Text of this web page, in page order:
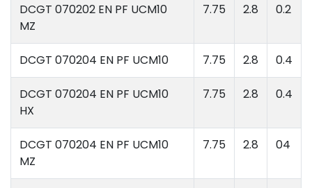
DCGT 070202 EN PF UCM10
MZ
7.75 2.8 0.2
DCGT 070204 EN PF UCM10 7.75 2.8 0.4
DCGT 070204 EN PF UCM10
HX
7.75 2.8 0.4
DCGT 070204 EN PF UCM10
MZ
7.75 2.8 04